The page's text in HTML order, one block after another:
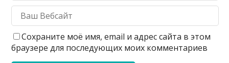
Сохраните моё имя, email и адрес сайта в этом
браузере для последующих моих комментариев